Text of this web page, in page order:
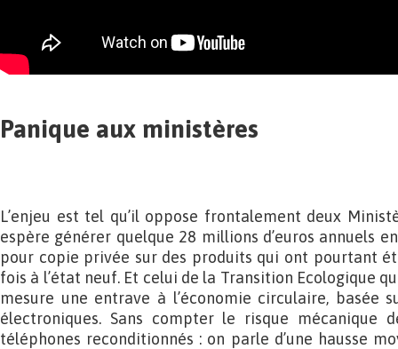
Panique aux ministères
L’enjeu est tel qu’il oppose frontalement deux
espère générer quelque 28 millions d’euros annuels
pour copie privée sur des produits qui ont pourtant
fois à l’état neuf. Et celui de la Transition Ecologique
mesure une entrave à l’économie circulaire, basée
électroniques. Sans compter le risque mécanique
téléphones reconditionnés : on parle d’une hausse